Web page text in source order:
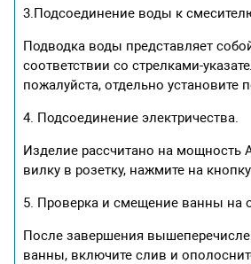
3.Подсоединение воды к
Подводка воды представляет
соответствии со стрелками-
пожалуйста, отдельно
4. Подсоединение электричества.
Изделие рассчитано на мощность
вилку в розетку, нажмите на
5. Проверка и смещение ванны на
После завершения
ванны, включите слив и